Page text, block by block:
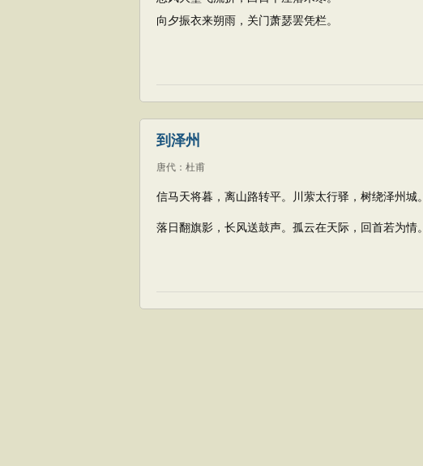
向夕振衣来朔雨，关门萧瑟罢凭栏。
到泽州
唐代 ： 杜甫
信马天将暮，离山路转平。川萦太行驿，树绕泽州城。
落日翻旗影，长风送鼓声。孤云在天际，回首若为情。